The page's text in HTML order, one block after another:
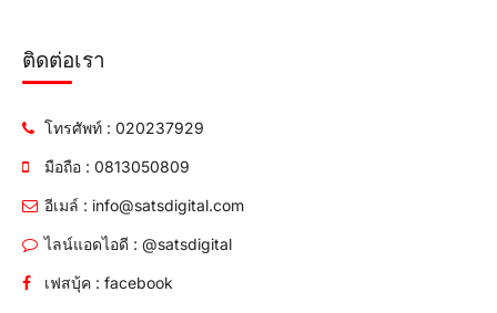
ติดต่อเรา
โทรศัพท์ : 020237929
มือถือ : 0813050809
อีเมล์ : info@satsdigital.com
ไลน์แอดไอดี : @satsdigital
เฟสบุ้ค : facebook